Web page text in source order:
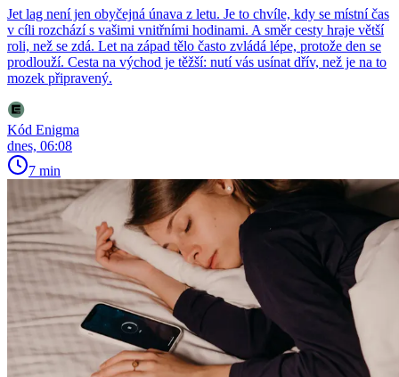
Jet lag není jen obyčejná únava z letu. Je to chvíle, kdy se místní čas
v cíli rozchází s vašimi vnitřními hodinami. A směr cesty hraje větší
roli, než se zdá. Let na západ tělo často zvládá lépe, protože den se
prodlouží. Cesta na východ je těžší: nutí vás usínat dřív, než je na to
mozek připravený.
Kód Enigma
dnes, 06:08
7 min